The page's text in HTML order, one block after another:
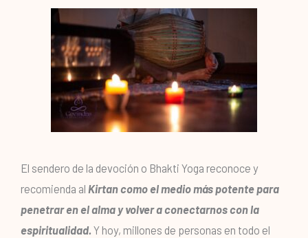
El sendero de la devoción o Bhakti Yoga reconoce y
recomienda al Kirtan como el medio más potente para
penetrar en el alma y volver a conectarnos con la
espiritualidad. Y hoy, millones de personas en todo el